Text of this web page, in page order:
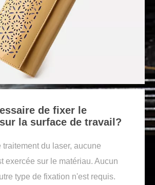
de fixer le
la surface de travail?
traitement du laser, aucune
exercée sur le matériau. Aucun
type de fixation n'est requis.